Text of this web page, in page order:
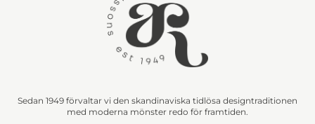
Sedan 1949 förvaltar vi den skandinaviska tidlösa designtraditionen
med moderna mönster redo för framtiden.